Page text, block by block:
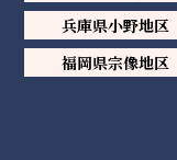
兵庫県小野地区
福岡県宗像地区